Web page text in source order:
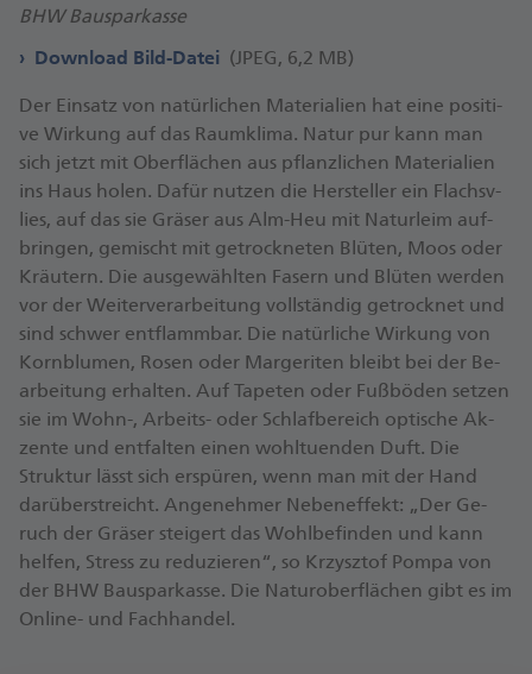
BHW Bausparkasse
Download Bild-Datei (JPEG, 6,2 MB)
Der Ein­satz von na­tür­li­chen Ma­te­ria­li­en hat ei­ne po­si­ti­
ve Wir­kung auf das Raum­kli­ma. Na­tur pur kann man
sich jetzt mit Ober­flä­chen aus pflanz­li­chen Ma­te­ria­li­en
ins Haus ho­len. Da­für nut­zen die Her­stel­ler ein Flachs­v­
lies, auf das sie Grä­ser aus Alm-Heu mit Na­tur­leim auf­
brin­gen, ge­mischt mit ge­trock­ne­ten Blü­ten, Moos oder
Kräu­tern. Die aus­ge­wähl­ten Fa­sern und Blü­ten wer­den
vor der Wei­ter­ver­ar­bei­tung voll­stän­dig ge­trock­net und
sind schwer ent­flamm­bar. Die na­tür­li­che Wir­kung von
Korn­blu­men, Ro­sen oder Mar­ge­ri­ten bleibt bei der Be­
ar­bei­tung er­hal­ten. Auf Ta­pe­ten oder Fuß­bö­den set­zen
sie im Wohn-, Ar­beits- oder Schlaf­be­reich op­ti­sche Ak­
zen­te und ent­fal­ten ei­nen wohl­tu­en­den Duft. Die
Struk­tur lässt sich er­spü­ren, wenn man mit der Hand
dar­über­streicht. An­ge­neh­mer Ne­ben­ef­fekt: „Der Ge­
ruch der Grä­ser stei­gert das Wohl­be­fin­den und kann
hel­fen, Stress zu re­du­zie­ren“, so Krzy­sz­tof Pom­pa von
der BHW Bau­spar­kas­se. Die Na­turo­ber­flä­chen gibt es im
On­line- und Fach­han­del.